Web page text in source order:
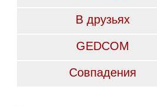
В друзьях
GEDCOM
Совпадения